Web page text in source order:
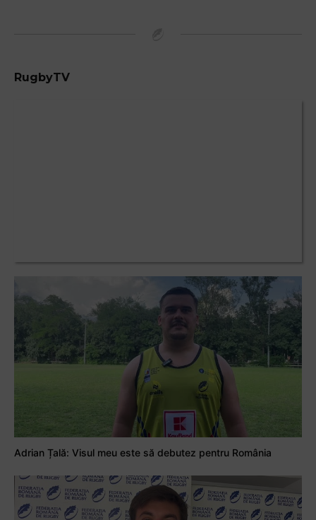
RugbyTV
Adrian Țală: Visul meu este să debutez pentru România